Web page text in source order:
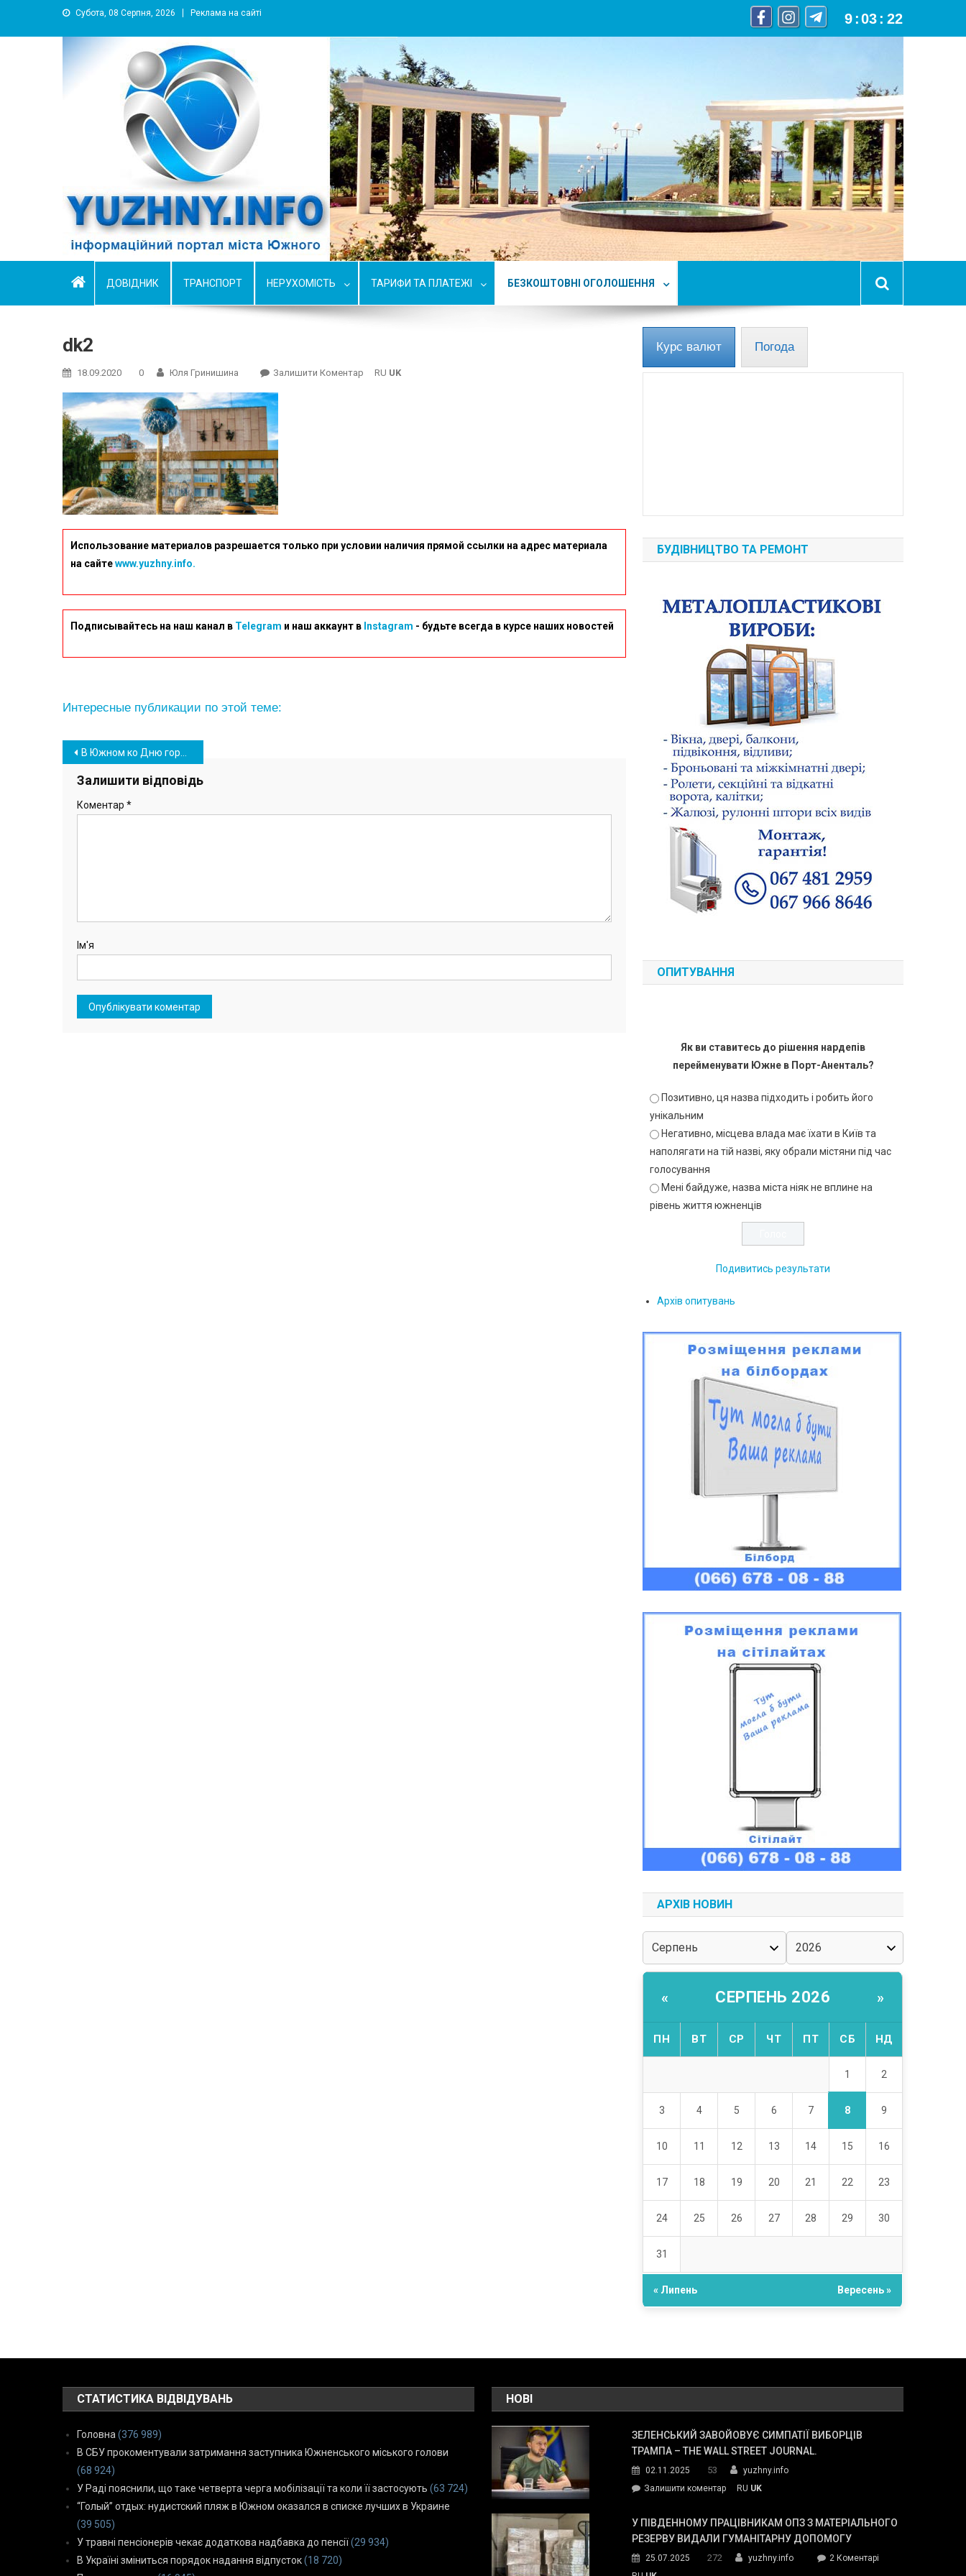
Субота, 08 Серпня, 2026 Реклама на сайті 9 :03 : 23
YUZHNY.INFO
информационный портал города Южный
ДОВІДНИК ТРАНСПОРТ НЕРУХОМІСТЬ ТАРИФИ ТА ПЛАТЕЖІ БЕЗКОШТОВНІ ОГОЛОШЕННЯ
dk2
18.09.2020 0 Юля Гринишина Залишити Коментар RU UK
Использование материалов разрешается только при условии наличия прямой ссылки на адрес материала
на сайтеwww.yuzhny.info.
Подписывайтесь на наш канал в Telegram и наш аккаунт в Instagram - будьте всегда в курсе наших новостей
Интересные публикации по этой теме:
Навігація
записів
В Южном ко Дню города ДК “Дружба” объявляет конкурс
Залишити відповідь
Коментар *
Ім'я
Курс валют Погода
БУДІВНИЦТВО ТА РЕМОНТ
ОПИТУВАННЯ
Як ви ставитесь до рішення нардепів
перейменувати Южне в Порт-Аненталь?
Позитивно, ця назва підходить і робить його
унікальним
Негативно, місцева влада має їхати в Київ та
наполягати на тій назві, яку обрали містяни під час
голосування
Мені байдуже, назва міста ніяк не вплине на
рівень життя южненців
Подивитись результати
Архів опитувань
АРХІВ НОВИН
« СЕРПЕНЬ 2026 »
ПН ВТ СР ЧТ ПТ СБ НД
1 2
3 4 5 6 7 8 9
10 11 12 13 14 15 16
17 18 19 20 21 22 23
24 25 26 27 28 29 30
31
« Липень Вересень »
СТАТИСТИКА ВІДВІДУВАНЬ
Головна (376 989)
В СБУ прокоментували затримання заступника Южненського міського голови
(68 924)
У Раді пояснили, що таке четверта черга мобілізації та коли її застосують (63 724)
“Голый” отдых: нудистский пляж в Южном оказался в списке лучших в Украине
(39 505)
У травні пенсіонерів чекає додаткова надбавка до пенсії (29 934)
В Україні зміниться порядок надання відпусток (18 720)
НОВІ
ЗЕЛЕНСЬКИЙ ЗАВОЙОВУЄ СИМПАТІЇ ВИБОРЦІВ
ТРАМПА – THE WALL STREET JOURNAL.
02.11.2025 53
yuzhny.info
Залишити коментарon
завойовує
симпатії
Трампа
RU UK
У ПІВДЕННОМУ ПРАЦІВНИКАМ ОПЗ З МАТЕРІАЛЬНОГО
РЕЗЕРВУ ВИДАЛИ ГУМАНІТАРНУ ДОПОМОГУ
25.07.2025 272 yuzhny.info 2 Коментарідо